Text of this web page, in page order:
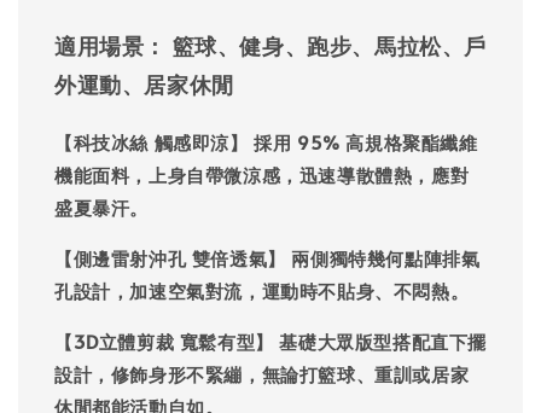
適用場景： 籃球、健身、跑步、馬拉松、戶
外運動、居家休閒
【科技冰絲 觸感即涼】
採用 95% 高規格聚酯纖維
機能面料，上身自帶微涼感，迅速導散體熱，應對
盛夏暴汗。
【側邊雷射沖孔 雙倍透氣】
兩側獨特幾何點陣排氣
孔設計，加速空氣對流，運動時不貼身、不悶熱。
【3D立體剪裁 寬鬆有型】
基礎大眾版型搭配直下擺
設計，修飾身形不緊繃，無論打籃球、重訓或居家
休閒都能活動自如。